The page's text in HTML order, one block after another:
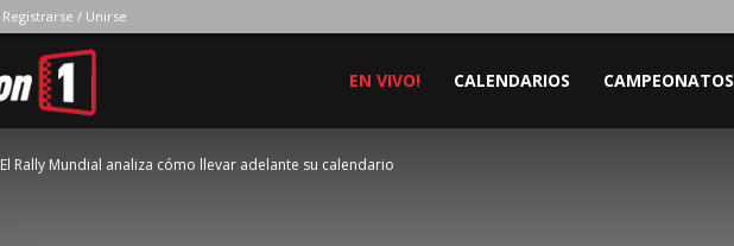
Registrarse / Unirse
Position
EN VIVO! CALENDARIOS CAMPEONATOS
El Rally Mundial analiza cómo llevar adelante su calendario